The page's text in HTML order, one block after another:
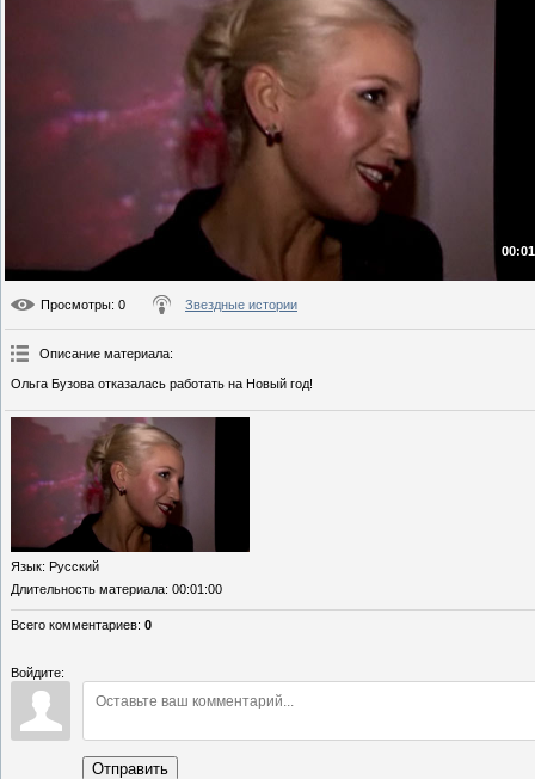
Просмотры: 0 Звездные истории
Описание материала:
Ольга Бузова отказалась работать на Новый год!
Язык: Русский
Длительность материала: 00:01:00
Всего комментариев: 0
Войдите:
Отправить